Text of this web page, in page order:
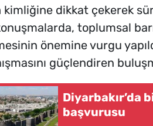
kimliğine dikkat çekerek
toplumsal
önemine vurgu
güçlendiren
Diyarbakır’da
başvurusu